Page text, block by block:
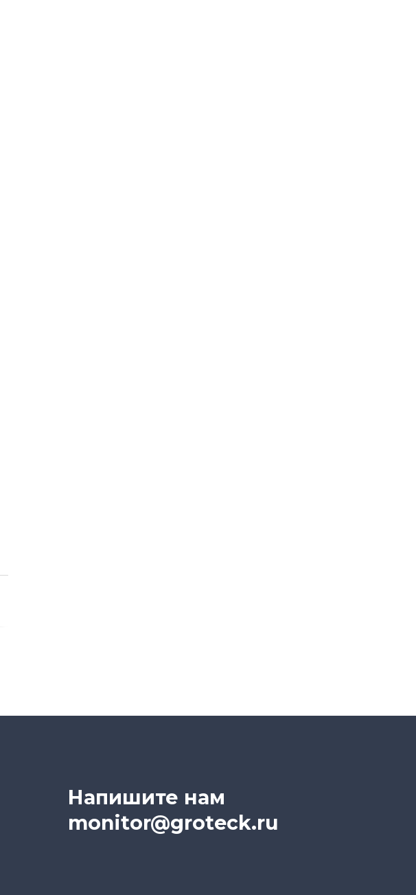
Напишите нам
monitor@groteck.ru